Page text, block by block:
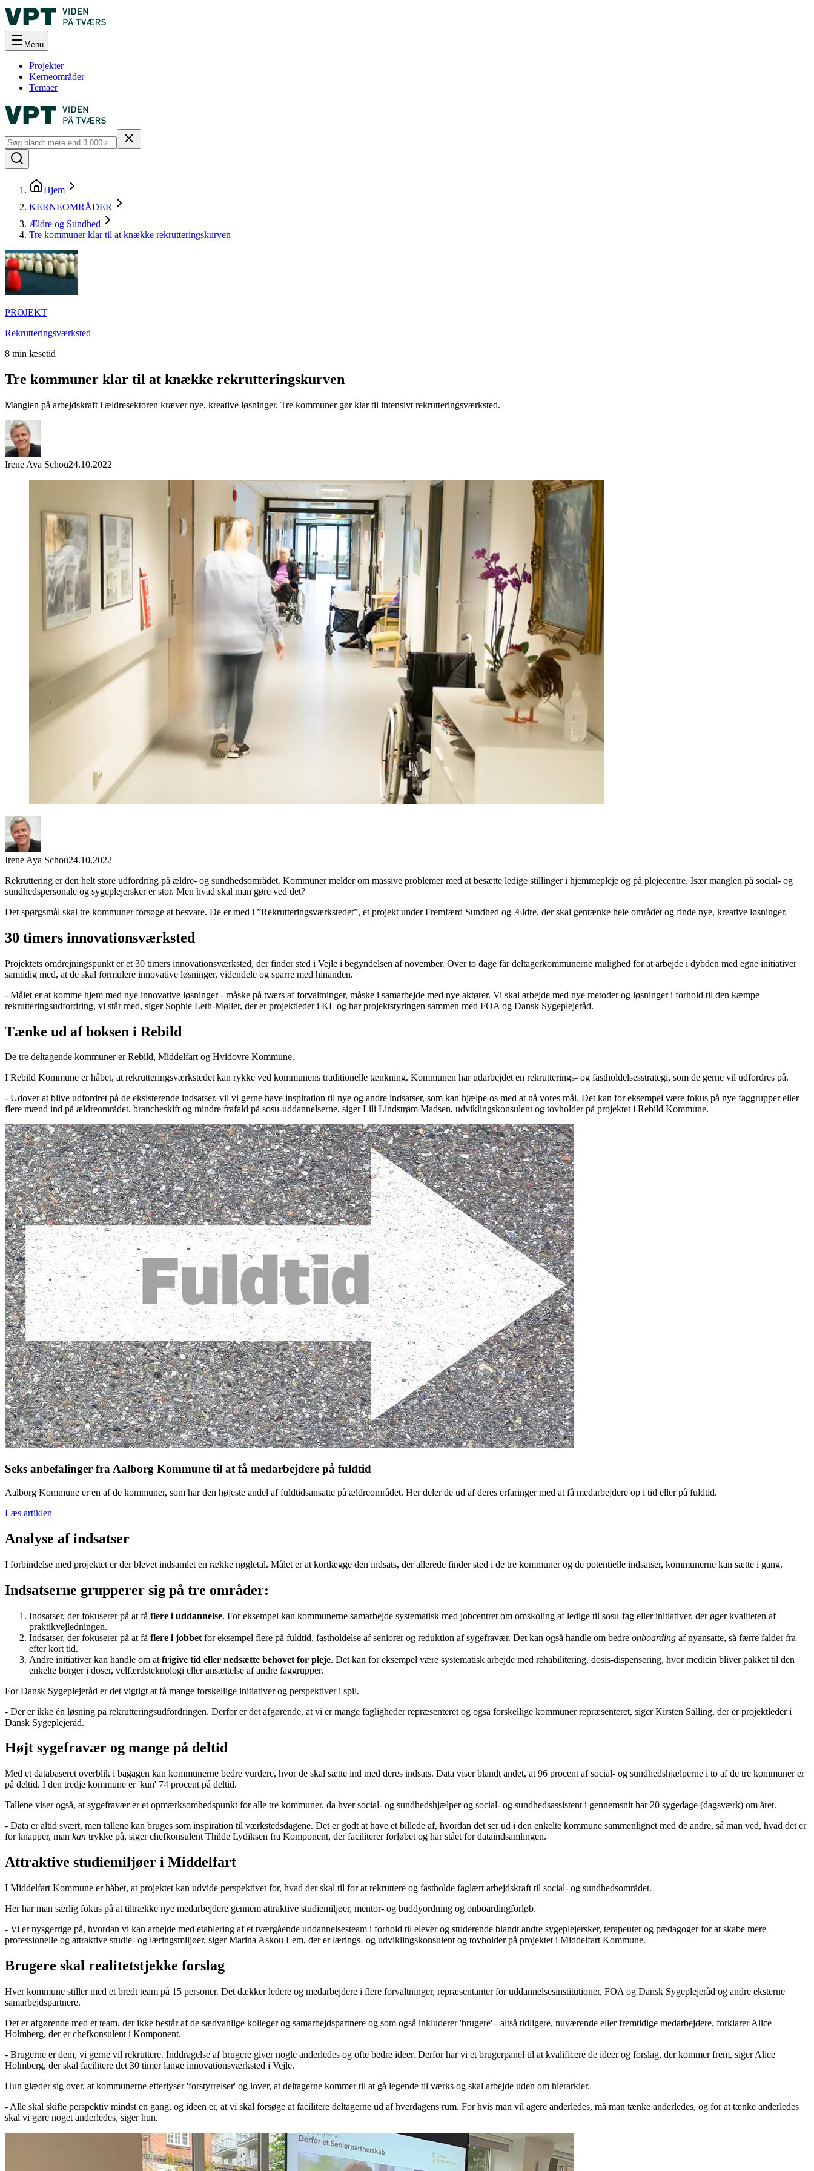
Menu
Projekter
Kerneområder
Temaer
Hjem
KERNEOMRÅDER
Ældre og Sundhed
Tre kommuner klar til at knække rekrutteringskurven
PROJEKT
Rekrutteringsværksted
8 min læsetid
Tre kommuner klar til at knække rekrutteringskurven
Manglen på arbejdskraft i ældresektoren kræver nye, kreative løsninger. Tre kommuner gør klar til intensivt rekrutteringsværksted.
Irene Aya Schou24.10.2022
Irene Aya Schou24.10.2022
Rekruttering er den helt store udfordring på ældre- og sundhedsområdet. Kommuner melder om massive problemer med at besætte ledige stillinger i hjemmepleje og på plejecentre. Især manglen på social- og
sundhedspersonale og sygeplejersker er stor. Men hvad skal man gøre ved det?
Det spørgsmål skal tre kommuner forsøge at besvare. De er med i ”Rekrutteringsværkstedet”, et projekt under Fremfærd Sundhed og Ældre, der skal gentænke hele området og finde nye, kreative løsninger.
30 timers innovationsværksted
Projektets omdrejningspunkt er et 30 timers innovationsværksted, der finder sted i Vejle i begyndelsen af november. Over to dage får deltagerkommunerne mulighed for at arbejde i dybden med egne initiativer
samtidig med, at de skal formulere innovative løsninger, videndele og sparre med hinanden.
- Målet er at komme hjem med nye innovative løsninger - måske på tværs af forvaltninger, måske i samarbejde med nye aktører. Vi skal arbejde med nye metoder og løsninger i forhold til den kæmpe
rekrutteringsudfordring, vi står med, siger Sophie Leth-Møller, der er projektleder i KL og har projektstyringen sammen med FOA og Dansk Sygeplejeråd.
Tænke ud af boksen i Rebild
De tre deltagende kommuner er Rebild, Middelfart og Hvidovre Kommune.
I Rebild Kommune er håbet, at rekrutteringsværkstedet kan rykke ved kommunens traditionelle tænkning. Kommunen har udarbejdet en rekrutterings- og fastholdelsesstrategi, som de gerne vil udfordres på.
- Udover at blive udfordret på de eksisterende indsatser, vil vi gerne have inspiration til nye og andre indsatser, som kan hjælpe os med at nå vores mål. Det kan for eksempel være fokus på nye faggrupper eller
flere mænd ind på ældreområdet, brancheskift og mindre frafald på sosu-uddannelserne, siger Lili Lindstrøm Madsen, udviklingskonsulent og tovholder på projektet i Rebild Kommune.
Seks anbefalinger fra Aalborg Kommune til at få medarbejdere på fuldtid
Aalborg Kommune er en af de kommuner, som har den højeste andel af fuldtidsansatte på ældreområdet. Her deler de ud af deres erfaringer med at få medarbejdere op i tid eller på fuldtid.
Læs artiklen
Analyse af indsatser
I forbindelse med projektet er der blevet indsamlet en række nøgletal. Målet er at kortlægge den indsats, der allerede finder sted i de tre kommuner og de potentielle indsatser, kommunerne kan sætte i gang.
Indsatserne grupperer sig på tre områder:
Indsatser, der fokuserer på at få flere i uddannelse. For eksempel kan kommunerne samarbejde systematisk med jobcentret om omskoling af ledige til sosu-fag eller initiativer, der øger kvaliteten af
praktikvejledningen.
Indsatser, der fokuserer på at få flere i jobbet for eksempel flere på fuldtid, fastholdelse af seniorer og reduktion af sygefravær. Det kan også handle om bedre onboarding af nyansatte, så færre falder fra
efter kort tid.
Andre initiativer kan handle om at frigive tid eller nedsætte behovet for pleje. Det kan for eksempel være systematisk arbejde med rehabilitering, dosis-dispensering, hvor medicin bliver pakket til den
enkelte borger i doser, velfærdsteknologi eller ansættelse af andre faggrupper.
For Dansk Sygeplejeråd er det vigtigt at få mange forskellige initiativer og perspektiver i spil.
- Der er ikke én løsning på rekrutteringsudfordringen. Derfor er det afgørende, at vi er mange fagligheder repræsenteret og også forskellige kommuner repræsenteret, siger Kirsten Salling, der er projektleder i
Dansk Sygeplejeråd.
Højt sygefravær og mange på deltid
Med et databaseret overblik i bagagen kan kommunerne bedre vurdere, hvor de skal sætte ind med deres indsats. Data viser blandt andet, at 96 procent af social- og sundhedshjælperne i to af de tre kommuner er
på deltid. I den tredje kommune er 'kun' 74 procent på deltid.
Tallene viser også, at sygefravær er et opmærksomhedspunkt for alle tre kommuner, da hver social- og sundhedshjælper og social- og sundhedsassistent i gennemsnit har 20 sygedage (dagsværk) om året.
- Data er altid svært, men tallene kan bruges som inspiration til værkstedsdagene. Det er godt at have et billede af, hvordan det ser ud i den enkelte kommune sammenlignet med de andre, så man ved, hvad det er
for knapper, man kan trykke på, siger chefkonsulent Thilde Lydiksen fra Komponent, der faciliterer forløbet og har stået for dataindsamlingen.
Attraktive studiemiljøer i Middelfart
I Middelfart Kommune er håbet, at projektet kan udvide perspektivet for, hvad der skal til for at rekruttere og fastholde faglært arbejdskraft til social- og sundhedsområdet.
Her har man særlig fokus på at tiltrække nye medarbejdere gennem attraktive studiemiljøer, mentor- og buddyordning og onboardingforløb.
- Vi er nysgerrige på, hvordan vi kan arbejde med etablering af et tværgående uddannelsesteam i forhold til elever og studerende blandt andre sygeplejersker, terapeuter og pædagoger for at skabe mere
professionelle og attraktive studie- og læringsmiljøer, siger Marina Askou Lem, der er lærings- og udviklingskonsulent og tovholder på projektet i Middelfart Kommune.
Brugere skal realitetstjekke forslag
Hver kommune stiller med et bredt team på 15 personer. Det dækker ledere og medarbejdere i flere forvaltninger, repræsentanter for uddannelsesinstitutioner, FOA og Dansk Sygeplejeråd og andre eksterne
samarbejdspartnere.
Det er afgørende med et team, der ikke består af de sædvanlige kolleger og samarbejdspartnere og som også inkluderer 'brugere' - altså tidligere, nuværende eller fremtidige medarbejdere, forklarer Alice
Holmberg, der er chefkonsulent i Komponent.
- Brugerne er dem, vi gerne vil rekruttere. Inddragelse af brugere giver nogle anderledes og ofte bedre ideer. Derfor har vi et brugerpanel til at kvalificere de ideer og forslag, der kommer frem, siger Alice
Holmberg, der skal facilitere det 30 timer lange innovationsværksted i Vejle.
Hun glæder sig over, at kommunerne efterlyser 'forstyrrelser' og lover, at deltagerne kommer til at gå legende til værks og skal arbejde uden om hierarkier.
- Alle skal skifte perspektiv mindst en gang, og ideen er, at vi skal forsøge at facilitere deltagerne ud af hverdagens rum. For hvis man vil agere anderledes, må man tænke anderledes, og for at tænke anderledes
skal vi gøre noget anderledes, siger hun.